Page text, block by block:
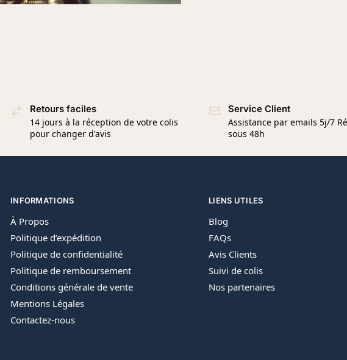
Retours faciles
14 jours à la réception de votre colis
pour changer d'avis
Service Client
Assistance par emails 5j/7
sous 48h
INFORMATIONS
À Propos
Politique d’expédition
Politique de confidentialité
Politique de remboursement
Conditions générale de vente
Mentions Légales
Contactez-nous
LIENS UTILES
Blog
FAQs
Avis Clients
Suivi de colis
Nos partenaires